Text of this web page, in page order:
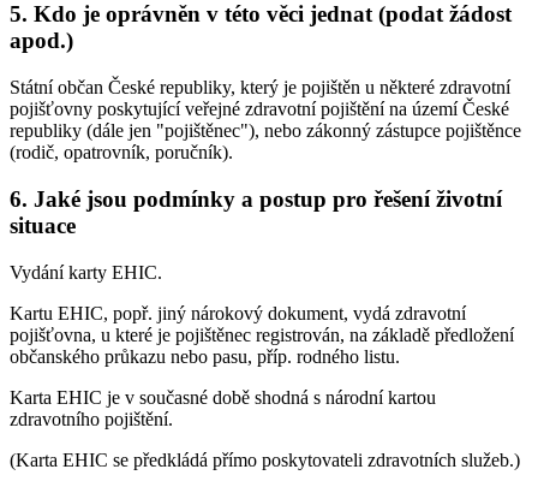
5. Kdo je oprávněn v této věci jednat (podat žádost
apod.)
Státní občan České republiky, který je pojištěn u některé zdravotní
pojišťovny poskytující veřejné zdravotní pojištění na území České
republiky (dále jen "pojištěnec"), nebo zákonný zástupce pojištěnce
(rodič, opatrovník, poručník).
6. Jaké jsou podmínky a postup pro řešení životní
situace
Vydání karty EHIC.
Kartu EHIC, popř. jiný nárokový dokument, vydá zdravotní
pojišťovna, u které je pojištěnec registrován, na základě předložení
občanského průkazu nebo pasu, příp. rodného listu.
Karta EHIC je v současné době shodná s národní kartou
zdravotního pojištění.
(Karta EHIC se předkládá přímo poskytovateli zdravotních služeb.)